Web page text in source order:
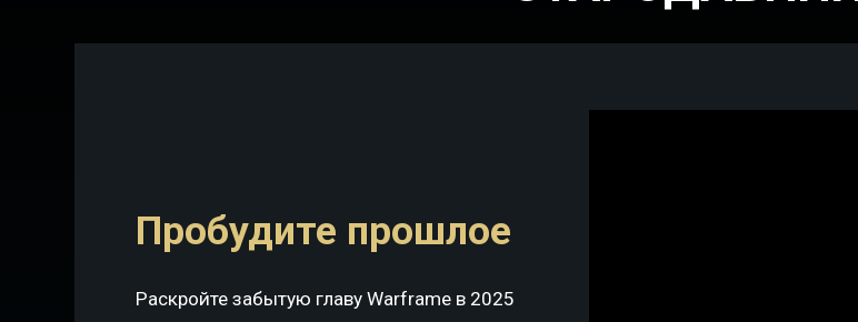
Пробудите прошлое
Раскройте забытую главу Warframe в 2025